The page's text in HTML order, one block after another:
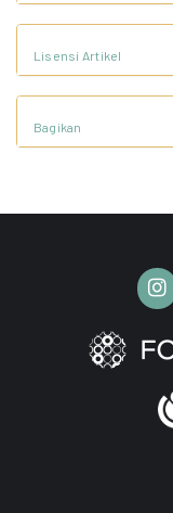
Lisensi Artikel
Bagikan